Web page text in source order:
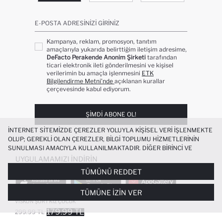
VISKON ŞORT KIZ ÇOCUK
299.99 TL 179.99 TL
E-POSTA ADRESINIZI GIRINIZ
Kampanya, reklam, promosyon, tanıtım
amaçlarıyla yukarıda belirttiğim iletişim adresime,
DeFacto Perakende Anonim Şirketi tarafından
ticari elektronik ileti gönderilmesini ve kişisel
verilerimin bu amaçla işlenmesini ETK
Bilgilendirme Metni’nde açıklanan kurallar
çerçevesinde kabul ediyorum.
ŞIMDI ABONE OL!
UYGULAMAMIZI İNDIRIN
POPÜLER KATEGORILER
İNTERNET SITEMIZDE ÇEREZLER YOLUYLA KIŞISEL VERI IŞLENMEKTE
OLUP; GEREKLI OLAN ÇEREZLER, BILGI TOPLUMU HIZMETLERININ
SUNULMASI AMACIYLA KULLANILMAKTADIR. DIĞER BIRINCI VE
ÜÇÜNCÜ TARAF ÇEREZLER ISE SIZE DAHA IYI BIR ALIŞVERIŞ
DENEYIMI SUNULABILMESI, SITEMIZIN DAHA IŞLEVSEL KILINMASI VE
KIŞISELLEŞTIRMESI VE AÇIK RIZA VERMENIZ HALINDE, SIZLERE
YÖNELIK PAZARLAMA FAALIYETLERININ YAPILMASI AMAÇLARIYLA
SINIRLI OLARAK KULLANILACAKTIR. ÇEREZLERE DAIR TERCIHLERINIZI
ÇEREZ TERCIHLERIPANELI ARACILIĞIYLA HER ZAMAN YÖNETEBILIR,
ÇEREZLERLE ILGILI DAHA DETAYLI BILGIYE
TÜMÜNÜ REDDET
TÜMÜNE İZIN VER